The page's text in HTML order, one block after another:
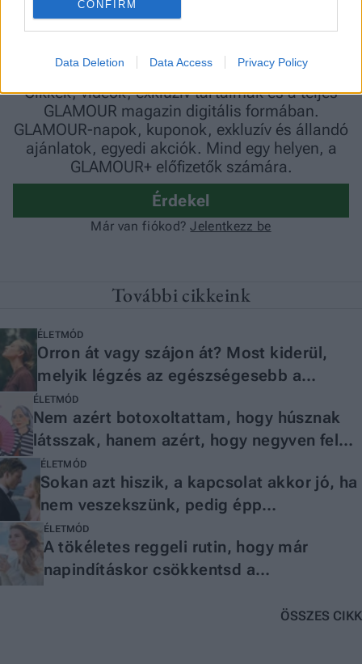
CONFIRM
Data Deletion Data Access Privacy Policy
További cikkeink
ÉLETMÓD
Orron át vagy szájon át? Most kiderül,
melyik légzés az egészségesebb a
szakember szerint
ÉLETMÓD
Nem azért botoxoltattam, hogy húsznak
látsszak, hanem azért, hogy negyven felett
is jól érezzem magam
ÉLETMÓD
Sokan azt hiszik, a kapcsolat akkor jó, ha
nem veszekszünk, pedig épp
ellenkezőleg
ÉLETMÓD
A tökéletes reggeli rutin, hogy már
napindításkor csökkentsd a
ÖSSZES CIKK